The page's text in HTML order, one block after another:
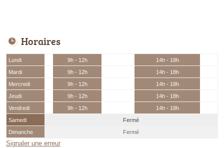
Horaires
Lundi 9h - 12h
14h - 18h
Mardi
9h - 12h
14h - 18h
Mercredi
9h - 12h
14h - 18h
Jeudi
9h - 12h
14h - 18h
Vendredi
9h - 12h
14h - 18h
Samedi
Fermé
Dimanche
Fermé
Signaler une erreur